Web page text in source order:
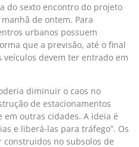
do sexto encontro do projeto
de ontem. Para
urbanos possuem
que a previsão, até o final
veículos devem ter entrado em
diminuir o caos no
de estacionamentos
em outras cidades. A ideia é
e liberá-las para tráfego”. Os
no subsolos de